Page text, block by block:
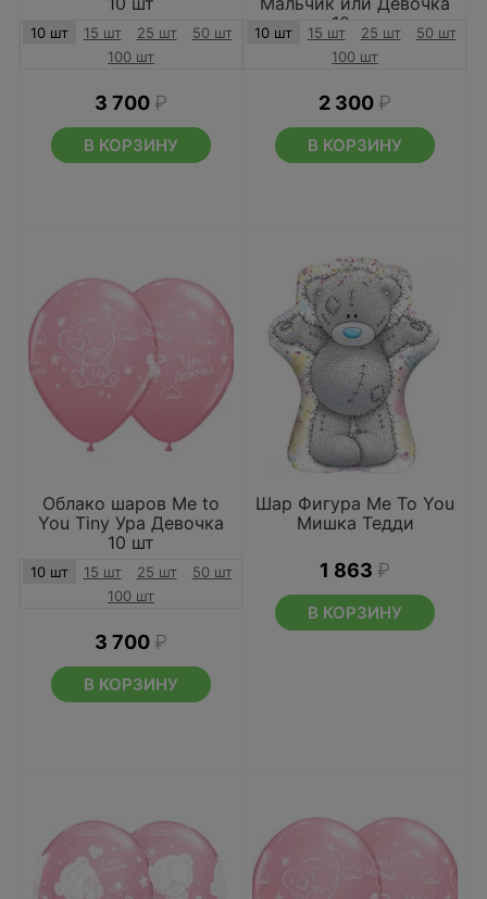
10 шт 15 шт 25 шт
50 шт
100 шт
3 700 ₽
В КОРЗИНУ
10 шт
10 шт 15 шт 25 шт
50 шт
100 шт
2 300 ₽
В КОРЗИНУ
Облако шаров Me to
You Tiny Ура Девочка
10 шт
10 шт 15 шт 25 шт
50 шт
100 шт
3 700 ₽
В КОРЗИНУ
Шар Фигура Me To You
Мишка Тедди
1 863 ₽
В КОРЗИНУ